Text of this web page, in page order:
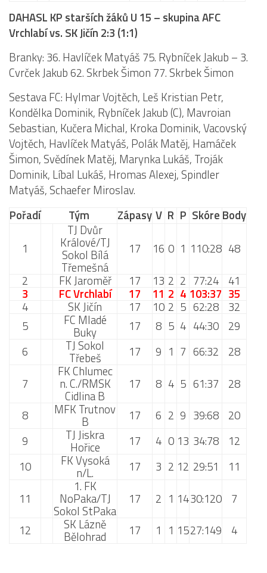
DAHASL KP starších žáků U 15 – skupina AFC
Vrchlabí vs. SK Jičín 2:3 (1:1)
Branky: 36. Havlíček Matyáš 75. Rybníček Jakub – 3.
Cvrček Jakub 62. Skrbek Šimon 77. Skrbek Šimon
Sestava FC: Hylmar Vojtěch, Leš Kristian Petr,
Kondělka Dominik, Rybníček Jakub (C), Mavroian
Sebastian, Kučera Michal, Kroka Dominik, Vacovský
Vojtěch, Havlíček Matyáš, Polák Matěj, Hamáček
Šimon, Svědínek Matěj, Marynka Lukáš, Troják
Dominik, Líbal Lukáš, Hromas Alexej, Spindler
Matyáš, Schaefer Miroslav.
Pořadí
Tým Zápasy V R P Skóre Body
1
TJ Dvůr
Králové/TJ
Sokol Bílá
Třemešná
17 16 0 1 110:28 48
2
FK Jaroměř 17 13 2 2 77:24 41
3 FC Vrchlabí 17 11 2 4 103:37 35
4 SK Jičín 17 10 2 5 62:28
32
5
FC Mladé
Buky 17 8 5 4 44:30
29
6
TJ Sokol
Třebeš 17 9 1 7 66:32
28
7
FK Chlumec
n. C./RMSK
Cidlina B
17 8 4 5 61:37
28
8
MFK Trutnov
B 17 6 2 9 39:68
20
9
TJ Jiskra
Hořice 17 4 0 13 34:78
12
10
FK Vysoká
n/L. 17 3 2 12 29:51
11
11
1. FK
NoPaka/TJ
Sokol StPaka
17 2 1 1430:120
7
12
SK Lázně
Bělohrad 17 1 1 1527:149 4